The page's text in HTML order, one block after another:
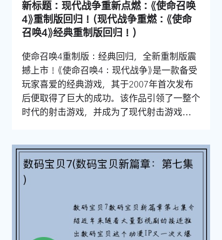
新标题：现代战争重新点燃：《使命召唤
4》重制版回归！(现代战争重燃：《使命
召唤4》经典重制版回归！)
使命召唤4重制版：经典回归，全新重制版震
撼上市！《使命召唤4：现代战争》是一款备受
玩家喜爱的经典游戏，其于2007年首次发布
后便取得了巨大的成功。该作品引领了一整个
时代的射击游戏，并成为了现代射击游戏...